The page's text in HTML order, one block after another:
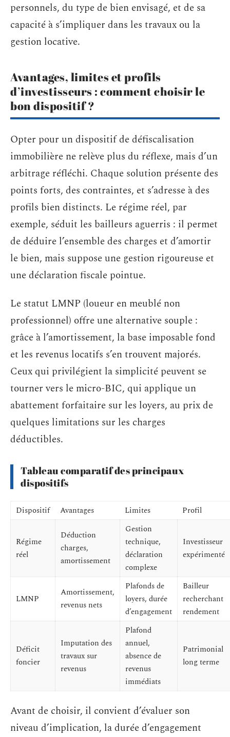
personnels, du type de bien envisagé, et de sa
capacité à s’impliquer dans les travaux ou la
gestion locative.
Avantages, limites et profils
d’investisseurs : comment choisir le
bon dispositif ?
Opter pour un dispositif de défiscalisation
immobilière ne relève plus du réflexe, mais d’un
arbitrage réfléchi. Chaque solution présente des
points forts, des contraintes, et s’adresse à des
profils bien distincts. Le régime réel, par
exemple, séduit les bailleurs aguerris : il permet
de déduire l’ensemble des charges et d’amortir
le bien, mais suppose une gestion rigoureuse et
une déclaration fiscale pointue.
Le statut LMNP (loueur en meublé non
professionnel) offre une alternative souple :
grâce à l’amortissement, la base imposable fond
et les revenus locatifs s’en trouvent majorés.
Ceux qui privilégient la simplicité peuvent se
tourner vers le micro-BIC, qui applique un
abattement forfaitaire sur les loyers, au prix de
quelques limitations sur les charges
déductibles.
Tableau comparatif des principaux
dispositifs
Dispositif Avantages Limites Profil
Régime
réel
Déduction
charges,
amortissement
Gestion
technique,
déclaration
complexe
Investisseur
expérimenté
LMNP
Amortissement,
revenus nets
Plafonds de
loyers, durée
d’engagement
Bailleur
recherchant
rendement
Déficit
foncier
Imputation des
travaux sur
revenus
Plafond
annuel,
absence de
revenus
immédiats
Patrimonial
long terme
Avant de choisir, il convient d’évaluer son
niveau d’implication, la durée d’engagement